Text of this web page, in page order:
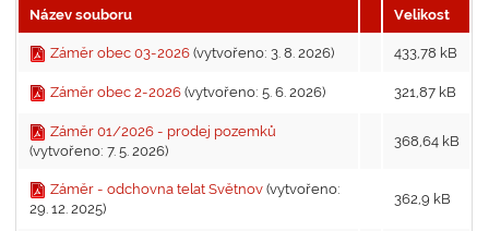
Škola
Zájmová sdružení
DSO STRŽ
SOL Přibyslav
Název souboru Velikost
Záměr obec 03-2026 (vytvořeno: 3. 8. 2026) 433,78 kB
Záměr obec 2-2026 (vytvořeno: 5. 6. 2026) 321,87 kB
Záměr 01/2026 - prodej pozemků
(vytvořeno: 7. 5. 2026)
368,64 kB
Záměr - odchovna telat Světnov (vytvořeno:
29. 12. 2025)
362,9 kB